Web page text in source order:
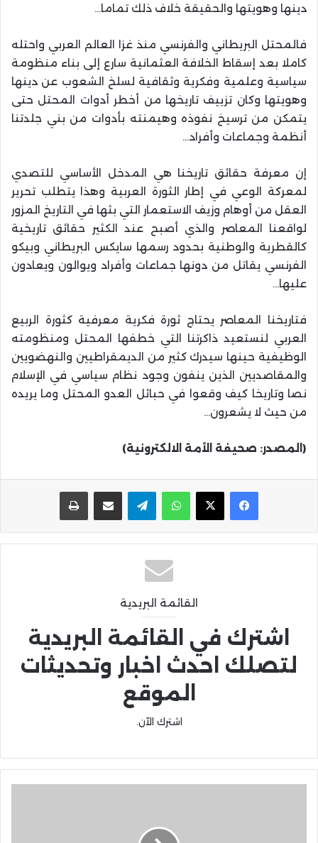
دينها وهويتها والحقيقة خلاف ذلك تماما…
فالمحتل البريطاني والفرنسي منذ غزا العالم العربي واحتله
كاملا بعد إسقاط الخلافة العثمانية سارع إلى بناء منظومة
سياسية وعلمية وفكرية وثقافية لسلخ الشعوب عن دينها
وهويتها وكان تزييف تاريخها من أخطر أدوات المحتل حتى
يتمكن من ترسيخ نفوذه وهيمنته بأدوات من بني جلدتنا
أنظمة وجماعات وأفراد…
إن معرفة حقائق تاريخنا هي المدخل الأساسي للتصدي
لمعركة الوعي في إطار الثورة العربية وهذا يتطلب تحرير
العقل من أوهام وزيف الاستعمار التي بثها في التاريخ المزور
لواقعنا المعاصر والذي أصبح عند الكثير حقائق تاريخية
كالقطرية والوطنية بحدود رسمها سايكس البريطاني وبيكو
الفرنسي يقاتل من دونها جماعات وأفراد ويوالون ويعادون
عليها…
فتاريخنا المعاصر يحتاج ثورة فكرية معرفية كثورة الربيع
العربي لنستعيد ذاكرتنا التي خطفها المحتل ومنظومته
الوظيفية حينها سيدرك كثير من الديمقراطيين والنهضويين
والمقاصديين الذين ينفون وجود نظام سياسي في الإسلام
نصا وتاريخا كيف وقعوا في حبائل العدو المحتل وما يريده
من حيث لا يشعرون…
(المصدر: صحيفة الأمة الالكترونية)
واتساب تيلقرام مشاركة عبر البريد
القائمة البريدية
اشترك في القائمة البريدية
لتصلك احدث اخبار وتحديثات
الموقع
اشترك الآن.